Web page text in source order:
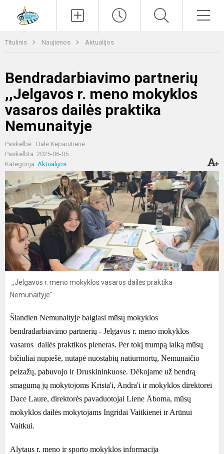
Titulinis Naujienos Aktualijos
Bendradarbiavimo partnerių
,,Jelgavos r. meno mokyklos
vasaros dailės praktika
Nemunaityje
Paskelbė : Dalė Keparutienė
Paskelbta: 2025-06-05
Kategorija: Aktualijos
,,Jelgavos r. meno mokyklos vasaros dailės praktika
Nemunaityje"
Šiandien Nemunaityje baigiasi mūsų mokyklos
bendradarbiavimo partnerių - Jelgavos r. meno mokyklos
vasaros dailės praktikos pleneras. Per tokį trumpą laiką mūsų
bičiuliai nupiešė, nutapė nuostabių natiurmortų, Nemunaičio
peizažų, pabuvojo ir Druskininkuose. Dėkojame už bendrą
smagumą jų mokytojoms Krista'i, Andra'i ir mokyklos direktorei
Dace Laure, direktorės pavaduotojai Liene Āboma, mūsų
mokyklos dailės mokytojams Ingridai Vaitkienei ir Arūnui
Vaitkui.
Alytaus r. meno ir sporto mokyklos informacija